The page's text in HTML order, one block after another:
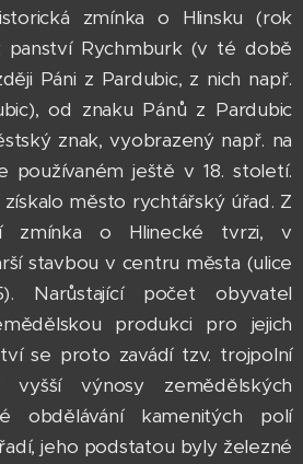
zmínka o Hlinsku (rok
panství Rychmburk (v té době
Páni z Pardubic, z nich např.
od znaku Pánů z Pardubic
znak, vyobrazený např. na
používaném ještě v 18. století.
město rychtářský úřad. Z
zmínka o Hlinecké tvrzi, v
stavbou v centru města (ulice
Narůstající počet obyvatel
produkci pro jejich
se proto zavádí tzv. trojpolní
vyšší výnosy zemědělských
obdělávání kamenitých polí
jeho podstatou byly železné